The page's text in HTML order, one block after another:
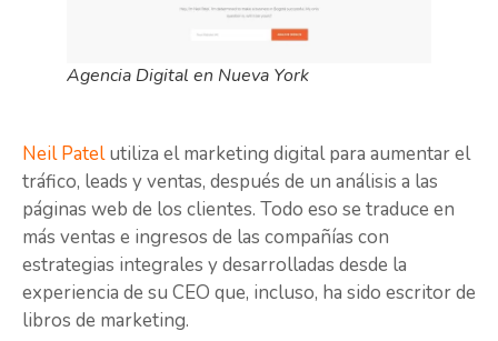
Agencia Digital en Nueva York
Neil Patelutiliza el marketing digital para aumentar el
tráfico, leads y ventas, después de un análisis a las
páginas web de los clientes. Todo eso se traduce en
más ventas e ingresos de las compañías con
estrategias integrales y desarrolladas desde la
experiencia de su CEO que, incluso, ha sido escritor de
libros de marketing.